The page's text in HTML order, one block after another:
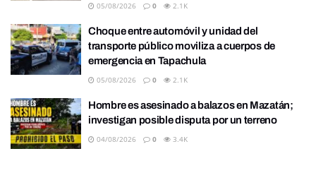
05/08/2026 0 2.1K
Choque entre automóvil y unidad del
transporte público moviliza a cuerpos de
emergencia en Tapachula
05/08/2026 0 2.1K
Hombre es asesinado a balazos en Mazatán;
investigan posible disputa por un terreno
04/08/2026 0 3.4K